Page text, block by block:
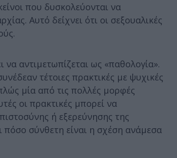
που δυσκολεύονται να
Αυτό δείχνει ότι οι σεξουαλικές
να αντιμετωπίζεται ως «παθολογία».
τέτοιες πρακτικές με ψυχικές
μία από τις πολλές μορφές
οι πρακτικές μπορεί να
ή εξερεύνησης της
πόσο σύνθετη είναι η σχέση ανάμεσα